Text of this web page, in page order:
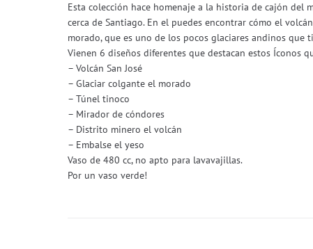
Esta colección hace homenaje a la historia de cajón del
cerca de Santiago. En el puedes encontrar cómo el
morado, que es uno de los pocos glaciares andinos
Vienen 6 diseños diferentes que destacan estos Íconos
– Volcán San José
– Glaciar colgante el morado
– Túnel tinoco
– Mirador de cóndores
– Distrito minero el volcán
– Embalse el yeso
Vaso de 480 cc, no apto para lavavajillas.
Por un vaso verde!